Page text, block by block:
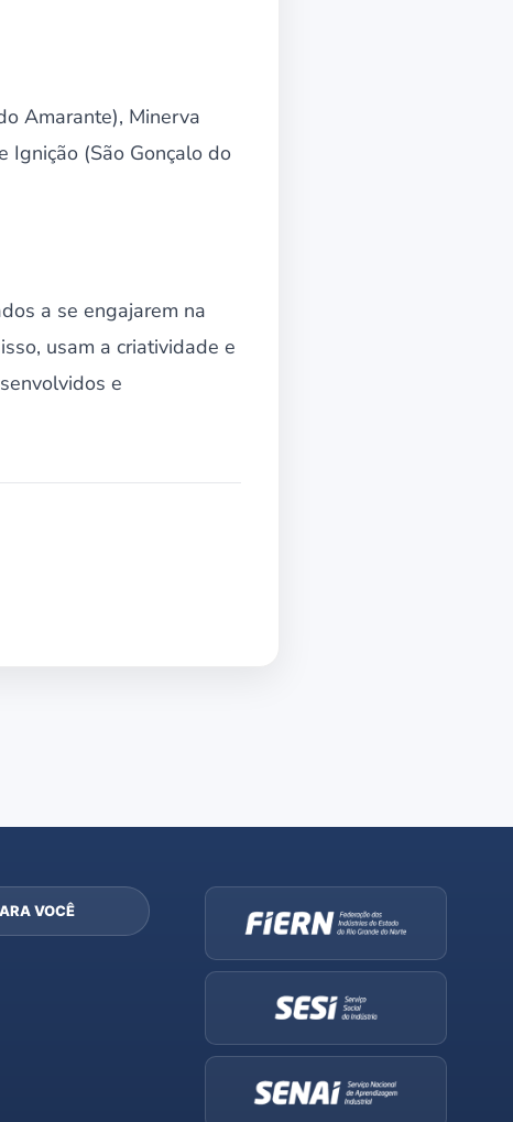
Amarante), Minerva
Ignição (São Gonçalo do
a se engajarem na
usam a criatividade e
e
VOCÊ